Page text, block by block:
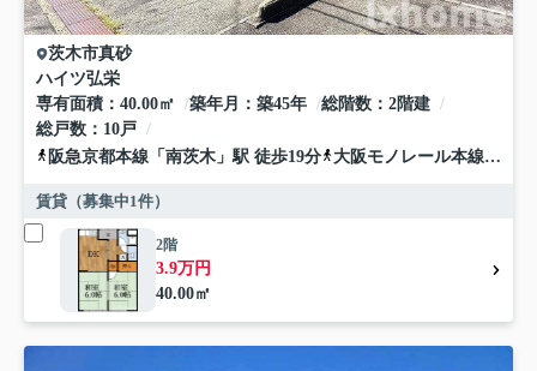
茨木市真砂
ハイツ弘栄
専有面積
40.00㎡ 築年月 築45年 総階数
2階建
総戸数
10戸
阪急京都本線 「 南茨木 」駅 徒歩19分 大阪モノレール本線「
賃貸（募集中1件）
2階
3.9万円
40.00㎡